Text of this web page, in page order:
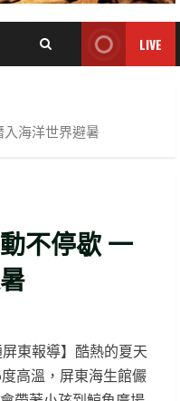
LIVE
海洋世界避暑
不停歇 一
東報導】酷熱的夏天
高溫，屏東海生館儼